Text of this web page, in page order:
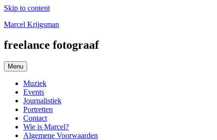
Skip to content
Marcel Krijgsman
freelance fotograaf
Menu
Muziek
Events
Journalistiek
Portretten
Contact
Wie is Marcel?
Algemene Voorwaarden